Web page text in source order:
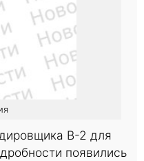
B-2 для
появились